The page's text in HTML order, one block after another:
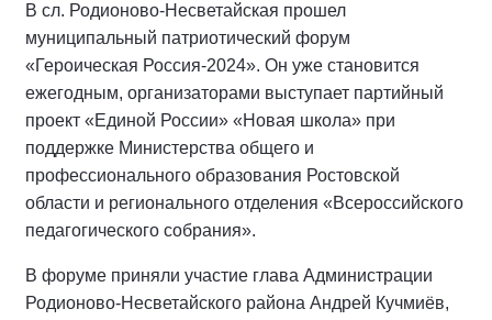
В сл. Родионово-Несветайская прошел
муниципальный патриотический форум
«Героическая Россия-2024». Он уже становится
ежегодным, организаторами выступает партийный
проект «Единой России» «Новая школа» при
поддержке Министерства общего и
профессионального образования Ростовской
области и регионального отделения «Всероссийского
педагогического собрания».
В форуме приняли участие глава Администрации
Родионово-Несветайского района Андрей Кучмиёв,